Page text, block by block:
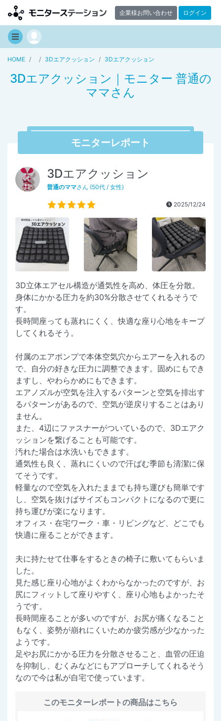
企業様お問い合わせ ログイン
HOME 3Dエアクッション 3Dエアクッション
3Dエアクッション｜モニター 普通の
ママさん
モニターレポート
3Dエアクッション
普通のママさん (50代 / 女性)
2025/12/24
3D立体エアセル構造が通気性を高め、体圧を分散。
身体にかかる圧力を約30%分散させてくれるそうで
す。
長時間座っても蒸れにくく、快適な座り心地をキープ
してくれるそう。
付属のエアポンプで本体空気穴からエアーを入れるの
で、自分の好きな圧力に調整できます。固めにもでき
ますし、やわらかめにもできます。
エアノズルが空気を注入するパターンと空気を排出す
るパターンがあるので、空気が逆戻りすることはあり
ません。
また、4辺にファスナーがついているので、3Dエアク
ッションを繋げることも可能です。
汚れた場合は水洗いもできます。
通気性も良く、蒸れにくいので汗ばむ季節も清潔に保
てそうです。
軽量なので空気を入れたままでも持ち運びも簡単です
し、空気を抜けばサイズもコンパクトになるので更に
持ち運びが楽になります。
オフィス・在宅ワーク・車・リビングなど、どこでも
快適に座ることができます。
夫に持たせて仕事をするときの椅子に敷いてもらいま
した。
見た感じ座り心地がよくわからなかったのですが、お
尻にフィットして座りやすく、座り心地もよかったそ
うです。
長時間座ることが多いのですが、お尻が痛くなること
もなく、姿勢が崩れにくいためか疲労感が少なかった
ようです。
足やお尻にかかる圧力を分散させること、血管の圧迫
を抑制し、むくみなどにもアプローチしてくれるそう
なので今は私が自宅で使っています。
このモニターレポートの商品はこちら